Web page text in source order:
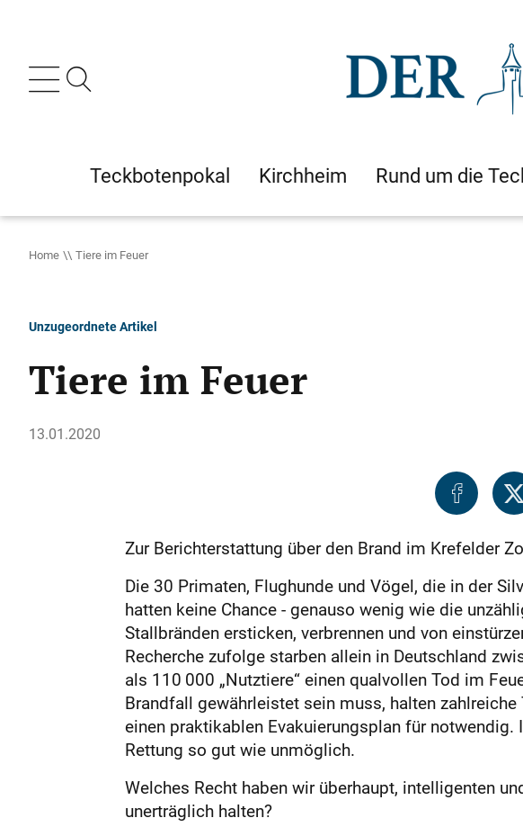
Teckbotenpokal Kirchheim Rund um die
Home Tiere im Feuer
Unzugeordnete Artikel
Tiere im Feuer
13.01.2020
Zur Berichterstattung über den Brand im Krefelder
Die 30 Primaten, Flughunde und Vögel, die in der
hatten keine Chance - genauso wenig wie die
Stallbränden ersticken, verbrennen und von
Recherche zufolge starben allein in Deutschland
als 110 000 „Nutztiere“ einen qualvollen Tod im
Brandfall gewährleistet sein muss, halten
einen praktikablen Evakuierungsplan für
Rettung so gut wie unmöglich.
Welches Recht haben wir überhaupt, intelligenten
unerträglich halten?